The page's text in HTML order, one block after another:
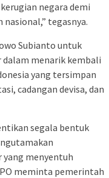
negara demi
tegasnya.
Subianto untuk
menarik kembali
yang tersimpan
cadangan devisa, dan
segala bentuk
yang menyentuh
meminta pemerintah